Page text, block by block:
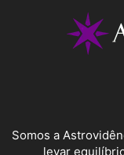
Somos a
levar